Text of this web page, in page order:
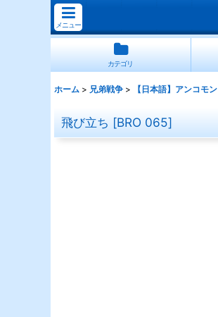
メニュー
カテゴリ
ホーム > 兄弟戦争 > 【日本語】アンコモン
飛び立ち [BRO 065]